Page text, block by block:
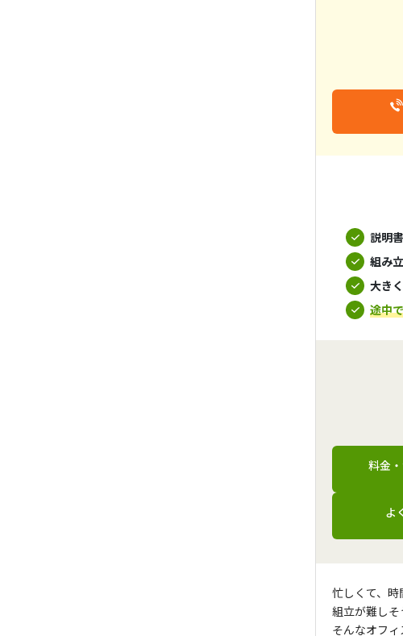
説明
組み
大き
途中
料金
よ
忙しくて、時
組立が難し
そんなオフ